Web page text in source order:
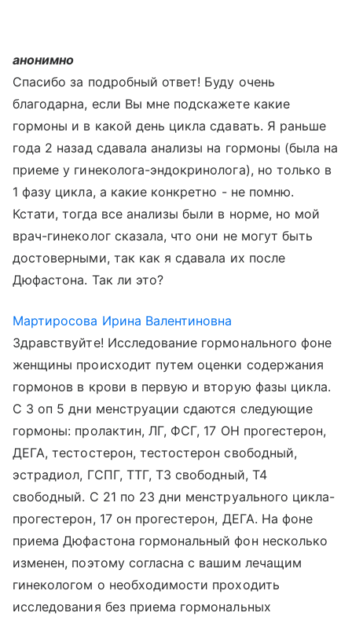
анонимно
Спасибо за подробный ответ! Буду очень
благодарна, если Вы мне подскажете какие
гормоны и в какой день цикла сдавать. Я раньше
года 2 назад сдавала анализы на гормоны (была на
приеме у гинеколога-эндокринолога), но только в
1 фазу цикла, а какие конкретно - не помню.
Кстати, тогда все анализы были в норме, но мой
врач-гинеколог сказала, что они не могут быть
достоверными, так как я сдавала их после
Дюфастона. Так ли это?
Мартиросова Ирина Валентиновна
Здравствуйте! Исследование гормонального фоне
женщины происходит путем оценки содержания
гормонов в крови в первую и вторую фазы цикла.
С 3 оп 5 дни менструации сдаются следующие
гормоны: пролактин, ЛГ, ФСГ, 17 ОН прогестерон,
ДЕГА, тестостерон, тестостерон свободный,
эстрадиол, ГСПГ, ТТГ, Т3 свободный, Т4
свободный. С 21 по 23 дни менструального цикла-
прогестерон, 17 он прогестерон, ДЕГА. На фоне
приема Дюфастона гормональный фон несколько
изменен, поэтому согласна с вашим лечащим
гинекологом о необходимости проходить
исследования без приема гормональных